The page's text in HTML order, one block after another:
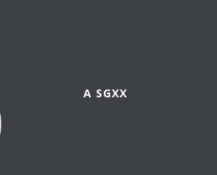
A SGXX